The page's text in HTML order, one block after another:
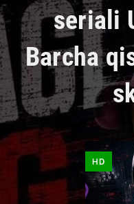
seriali
Barcha
HD